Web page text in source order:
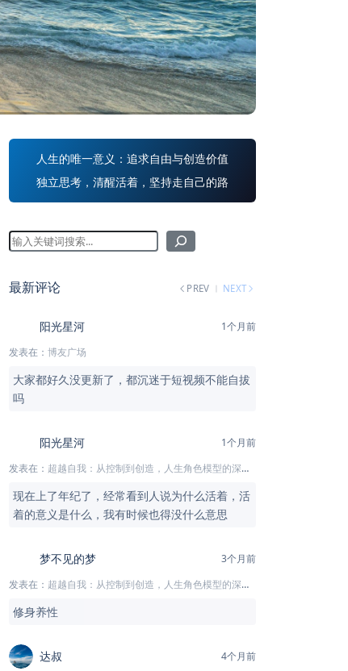
人生的唯一意义：追求自由与创造价值
独立思考，清醒活着，坚持走自己的路
最新评论 PREV NEXT
阳光星河
1个月前
发表在： 博友广场
大家都好久没更新了，都沉迷于短视频不能自拔
吗
阳光星河
1个月前
发表在： 超越自我：从控制到创造，人生角色模型的深度解析
现在上了年纪了，经常看到人说为什么活着，活
着的意义是什么，我有时候也得没什么意思
梦不见的梦
3个月前
发表在： 超越自我：从控制到创造，人生角色模型的深度解析
修身养性
达叔
4个月前